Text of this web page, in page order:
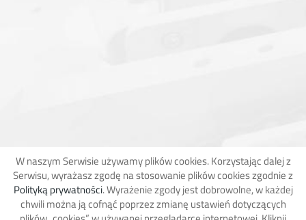
W naszym Serwisie używamy plików cookies. Korzystając dalej z
Serwisu, wyrażasz zgodę na stosowanie plików cookies zgodnie z
Polityką prywatności. Wyrażenie zgody jest dobrowolne, w każdej
chwili można ją cofnąć poprzez zmianę ustawień dotyczących